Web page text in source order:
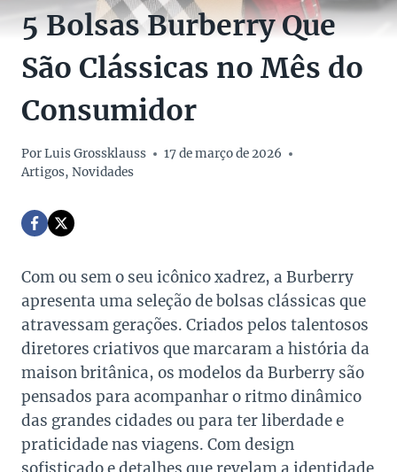
5 Bolsas Burberry Que
São Clássicas no Mês do
Consumidor
PorLuis Grossklauss
17 de março de 2026
Artigos, Novidades
Com ou sem o seu icônico xadrez, a Burberry
apresenta uma seleção de bolsas clássicas que
atravessam gerações. Criados pelos talentosos
diretores criativos que marcaram a história da
maison britânica, os modelos da Burberry são
pensados para acompanhar o ritmo dinâmico
das grandes cidades ou para ter liberdade e
praticidade nas viagens. Com design